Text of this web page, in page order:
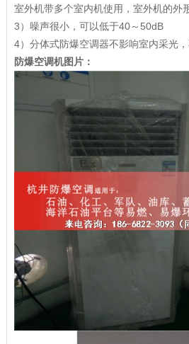
室外机带多个室内机使用，室外机的外
3）噪声很小，可以低于40～50dB
4）分体式防爆空调器不影响室内采光
防爆空调机图片：